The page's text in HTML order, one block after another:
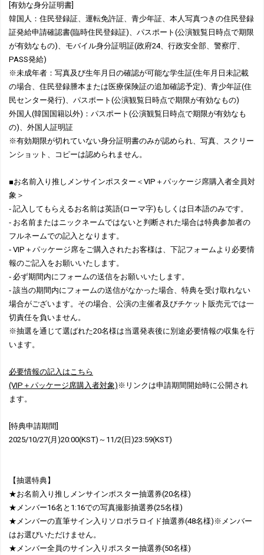
[有効な身分証明書]
韓国人：住民登録証、運転免許証、青少年証、本人写真つきの住民登録
証発給申請確認書(臨時住民登録証)、パスポート(公演観覧日時点で期限
が有効なもの)、モバイル身分証明証(政府24、行政安全部、警察庁、
PASS発給)
※未成年者：写真及び生年月日の確認が可能な学生証(生年月日未記載
の場合、住民登録謄本または医療保険証の追加確認予定)、青少年証(住
民センター発行)、パスポート(公演観覧日時点で期限が有効なもの)
外国人(韓国国籍以外)：パスポート(公演観覧日時点で期限が有効なも
の)、外国人証明証
※有効期限が切れていない身分証明書のみが認められ、写真、スクリー
ンショット、コピーは認められません。
■お名前入り推しメンサインポスター＜VIP＋パッケージ席購入者全員対
象＞
‐ 記入してもらえるお名前は英語(ローマ字)もしくは日本語のみです。
‐ お名前またはニックネームではないと判断された場合は特典参加者の
フルネームでの記入となります。
‐ VIP＋パッケージ席をご購入されたお客様は、下記フォームより必要情
報のご記入をお願いいたします。
‐ 必ず期間内にフォームの送信をお願いいたします。
‐ 該当の期間内にフォームの送信がなかった場合、特典を受け取れない
場合がございます。その場合、公演の主催者及びチケット販売元では一
切責任を負いません。
※抽選を通じて選ばれた20名様は当選発表後に別途必要情報の収集を行
います。
必要情報の記入はこちら
(VIP＋パッケージ席購入者対象) ※リンクは申請期間開始時に公開され
ます。
[特典申請期間]
2025/10/27(月)20:00(KST)～11/2(日)23:59(KST)
【抽選特典】
★お名前入り推しメンサインポスター抽選券(20名様)
★メンバー16名と1:16での写真撮影抽選券(25名様)
★メンバーの直筆サイン入りソロポラロイド抽選券(48名様)※メンバー
はお選びいただけません。
★メンバー全員のサイン入りポスター抽選券(50名様)